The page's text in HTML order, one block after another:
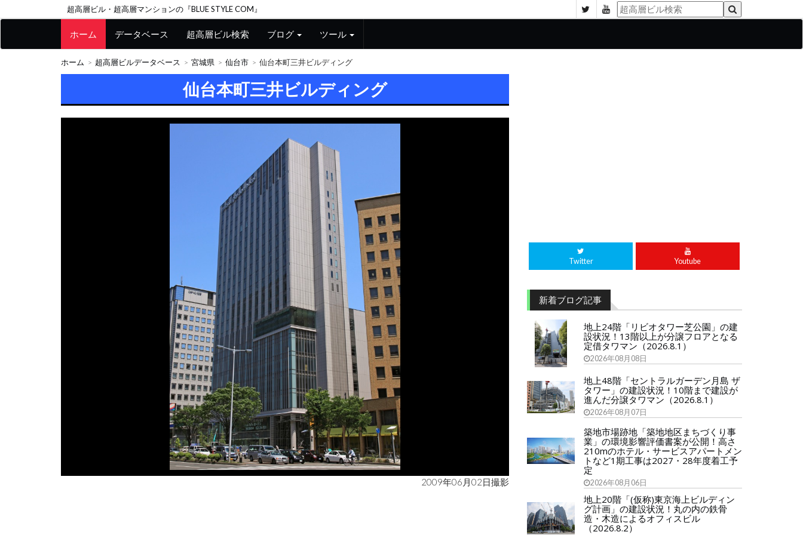
超高層ビル・超高層マンションの『BLUE STYLE COM』
ホーム データベース 超高層ビル検索 ブログ ツール
ホーム 超高層ビルデータベース 宮城県 仙台市 仙台本町三井ビルディング
仙台本町三井ビルディング
2009年06月02日撮影
Twitter Youtube
新着ブログ記事
地上24階「リビオタワー芝公園」の建
設状況！13階以上が分譲フロアとなる
定借タワマン（2026.8.1）
2026年08月08日
地上48階「セントラルガーデン月島 ザ
タワー」の建設状況！10階まで建設が
進んだ分譲タワマン（2026.8.1）
2026年08月07日
築地市場跡地「築地地区まちづくり事
業」の環境影響評価書案が公開！高さ
210mのホテル・サービスアパートメン
トなど1期工事は2027・28年度着工予
定
2026年08月06日
地上20階「(仮称)東京海上ビルディン
グ計画」の建設状況！丸の内の鉄骨
造・木造によるオフィスビル
（2026.8.2）